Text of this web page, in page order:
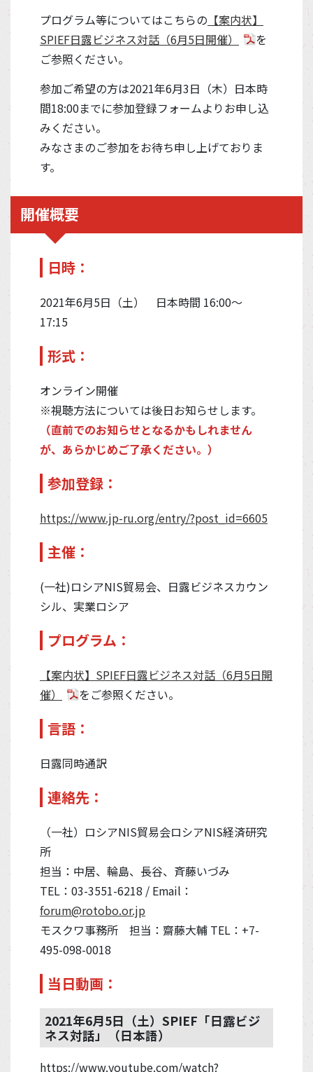
プログラム等についてはこちらの 【案内状】
SPIEF日露ビジネス対話（6月5日開催）
を
ご参照ください。
参加ご希望の方は2021年6月3日（木）日本時
間18:00までに参加登録フォームよりお申し込
みください。
みなさまのご参加をお待ち申し上げておりま
す。
開催概要
日時：
2021年6月5日（土） 日本時間 16:00～
17:15
形式：
オンライン開催
※視聴方法については後日お知らせします。
（直前でのお知らせとなるかもしれません
が、あらかじめご了承ください。）
参加登録：
https://www.jp-ru.org/entry/?post_id=6605
主催：
(一社)ロシアNIS貿易会、日露ビジネスカウン
シル、実業ロシア
プログラム：
【案内状】SPIEF日露ビジネス対話（6月5日開
催）
をご参照ください。
言語：
日露同時通訳
連絡先：
（一社）ロシアNIS貿易会ロシアNIS経済研究
所
担当：中居、輪島、長谷、斉藤いづみ
TEL：03-3551-6218 / Email：
forum@rotobo.or.jp
モスクワ事務所 担当：齋藤大輔 TEL：+7-
495-098-0018
当日動画：
2021年6月5日（土）SPIEF「日露ビジ
ネス対話」（日本語）
https://www.youtube.com/watch?